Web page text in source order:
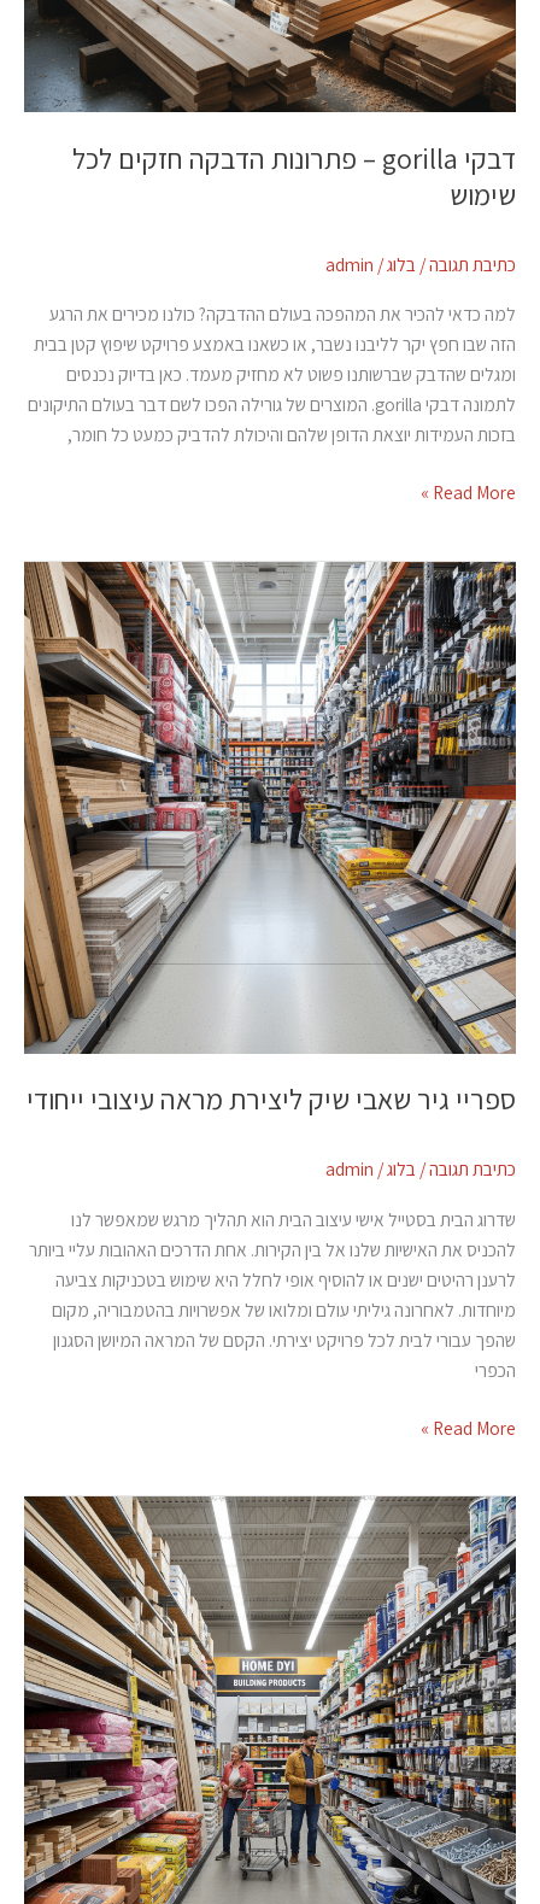
דבקי gorilla – פתרונות הדבקה חזקים לכל
שימוש
כתיבת תגובה/ בלוג/
admin
למה כדאי להכיר את המהפכה בעולם ההדבקה? כולנו מכירים את הרגע
הזה שבו חפץ יקר לליבנו נשבר, או כשאנו באמצע פרויקט שיפוץ קטן בבית
ומגלים שהדבק שברשותנו פשוט לא מחזיק מעמד. כאן בדיוק נכנסים
לתמונה דבקי gorilla. המוצרים של גורילה הפכו לשם דבר בעולם התיקונים
בזכות העמידות יוצאת הדופן שלהם והיכולת להדביק כמעט כל חומר,
Read More »
ספריי גיר שאבי שיק ליצירת מראה עיצובי ייחודי
כתיבת תגובה/ בלוג/
admin
שדרוג הבית בסטייל אישי עיצוב הבית הוא תהליך מרגש שמאפשר לנו
להכניס את האישיות שלנו אל בין הקירות. אחת הדרכים האהובות עליי ביותר
לרענן רהיטים ישנים או להוסיף אופי לחלל היא שימוש בטכניקות צביעה
מיוחדות. לאחרונה גיליתי עולם ומלואו של אפשרויות בהטמבוריה, מקום
שהפך עבורי לבית לכל פרויקט יצירתי. הקסם של המראה המיושן הסגנון
הכפרי
ספריי
גיר
שאבי
שיק
ליצירת
מראה
עיצובי
ייחודי
Read More »
ספריי
צבע
2X
לצביעה
אחידה
עם
גימור
מקצועי